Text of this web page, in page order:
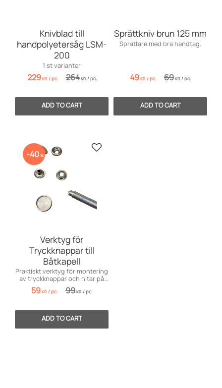
Knivblad till
handpolyetersåg LSM-
200
1 st varianter
229KR /pc. 264KR /pc.
Sprättkniv brun 125 mm
Sprättare med bra handtag.
49KR /pc. 69KR /pc.
Verktyg för
Tryckknappar till
Båtkapell
Praktiskt verktyg för montering
av tryckknappar och nitar på
båtkapell, dynor och segelduk.
Passar både hemmafixare och
59KR /pc. 99KR /pc.
40% Add to favorites